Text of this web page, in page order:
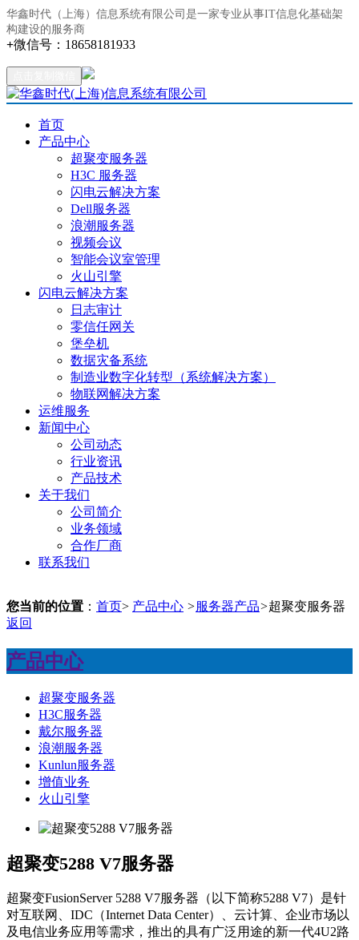
华鑫时代（上海）信息系统有限公司是一家专业从事IT信息化基础架
构建设的服务商
+微信号： 18658181933
首页
产品中心
超聚变服务器
H3C 服务器
闪电云解决方案
Dell服务器
浪潮服务器
视频会议
智能会议室管理
火山引擎
闪电云解决方案
日志审计
零信任网关
堡垒机
数据灾备系统
制造业数字化转型（系统解决方案）
物联网解决方案
运维服务
新闻中心
公司动态
行业资讯
产品技术
关于我们
公司简介
业务领域
合作厂商
联系我们
您当前的位置 ： 首页> 产品中心 >服务器产品>超聚变服务器
返回
产品中心
超聚变服务器
H3C服务器
戴尔服务器
浪潮服务器
Kunlun服务器
增值业务
火山引擎
超聚变5288 V7服务器
超聚变FusionServer 5288 V7服务器（以下简称5288 V7）是针
对互联网、IDC（Internet Data Center）、云计算、企业市场以
及电信业务应用等需求，推出的具有广泛用途的新一代4U2路